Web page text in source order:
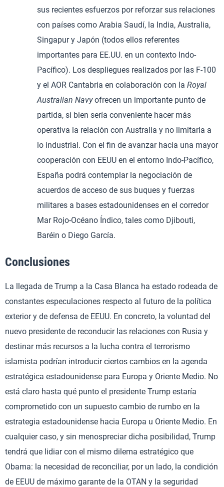
sus recientes esfuerzos por reforzar sus relaciones
con países como Arabia Saudí, la India, Australia,
Singapur y Japón (todos ellos referentes
importantes para EE.UU. en un contexto Indo-
Pacífico). Los despliegues realizados por las F-100
y el AOR Cantabria en colaboración con la Royal
Australian Navyofrecen un importante punto de
partida, si bien sería conveniente hacer más
operativa la relación con Australia y no limitarla a
lo industrial. Con el fin de avanzar hacia una mayor
cooperación con EEUU en el entorno Indo-Pacífico,
España podrá contemplar la negociación de
acuerdos de acceso de sus buques y fuerzas
militares a bases estadounidenses en el corredor
Mar Rojo-Océano Índico, tales como Djibouti,
Baréin o Diego García.
Conclusiones
La llegada de Trump a la Casa Blanca ha estado rodeada de
constantes especulaciones respecto al futuro de la política
exterior y de defensa de EEUU. En concreto, la voluntad del
nuevo presidente de reconducir las relaciones con Rusia y
destinar más recursos a la lucha contra el terrorismo
islamista podrían introducir ciertos cambios en la agenda
estratégica estadounidense para Europa y Oriente Medio. No
está claro hasta qué punto el presidente Trump estaría
comprometido con un supuesto cambio de rumbo en la
estrategia estadounidense hacia Europa u Oriente Medio. En
cualquier caso, y sin menospreciar dicha posibilidad, Trump
tendrá que lidiar con el mismo dilema estratégico que
Obama: la necesidad de reconciliar, por un lado, la condición
de EEUU de máximo garante de la OTAN y la seguridad